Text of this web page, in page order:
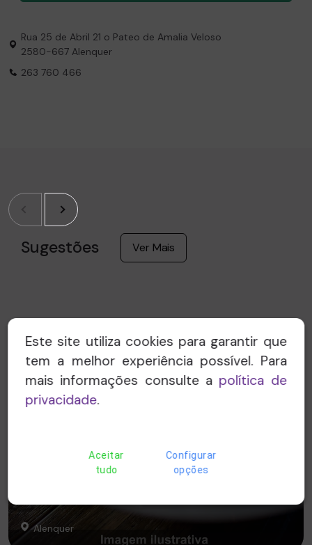
Rua 25 de Abril 21 o Pateo de Amalia Veloso
2580-667 Alenquer
263 760 466
Sugestões Ver Mais
Alenquer
Este site utiliza cookies para garantir que
tem a melhor experiência possível. Para
mais informações consulte a política de
privacidade.
Aceitar
tudo
Configurar
opções